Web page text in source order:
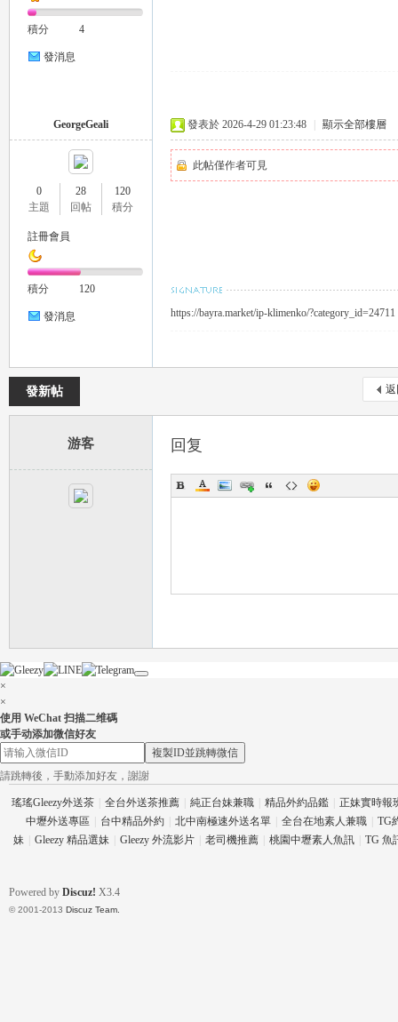
｜
26
老
積分 4
發消息
GeorgeGeali
0
主題
28
回帖
120
積分
註冊會員
積分 120
發消息
發表於 2026-4-29 01:23:48 顯示全部樓層
此帖僅作者可見
https://bayra.market/ip-klimenko/?category_id=24711
發新帖
游客 回复
×
×
使用 WeChat 扫描二维碼
或手动添加微信好友
複製ID並跳轉微信
請跳轉後，手動添加好友，謝謝
瑤瑤Gleezy外送茶 全台外送茶推薦 純正台妹兼職 精品外約品鑑
正妹實時報
中壢外送專區
台中精品外約 北中南極速外送名單 全台在地素人兼職
TG
妹
Gleezy 精品選妹 Gleezy 外流影片 老司機推薦 桃園中壢素人魚訊 TG 魚
Powered by Discuz! X3.4
© 2001-2013 Discuz Team.